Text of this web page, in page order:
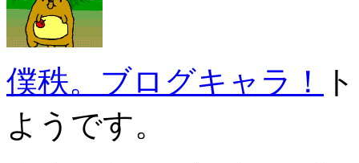
僕秩。ブログキャラ！
ようです。